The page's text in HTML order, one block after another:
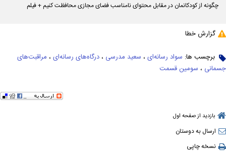
چگونه از کودکانمان در مقابل محتوای نامناسب فضای مجازی محافظت کنیم + فیلم
گزارش خطا
برچسب ها: سواد رسانه‌ای ، سعید مدرسی ، درگاه‌های رسانه‌ای ، مراقبت‌های
جسمانی ، سومین قسمت
بازدید از صفحه اول
ارسال به دوستان
نسخه چاپی